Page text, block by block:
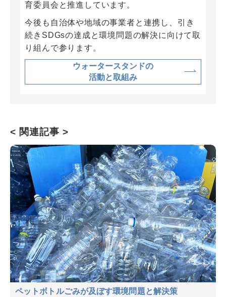
育委員会と推進しています。
今後も自治体や地域の事業者と連携し、引き
続きSDGsの達成と環境問題の解決に向けて取
り組んで参ります。
ウォータースタンドの
活動と取組み
< 関連記事 >
ペットボトルごみが及ぼす環境問題と解決策